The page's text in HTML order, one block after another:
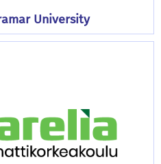
University